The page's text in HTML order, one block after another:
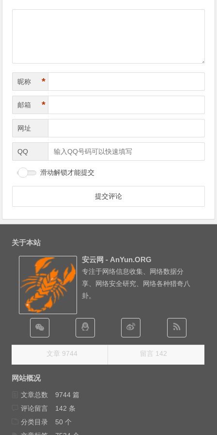
昵称 *
邮箱 *
网址
QQ
滑动解锁才能提交
关于本站
安云网 - AnYun.ORG
专注于网络信息收集、网络数据分
享、网络安全研究、网络各种猎奇八
卦。
文章 9744 留言 142
网站概况
文章总数
9744 篇
评论留言
142 条
分类目录
50 个